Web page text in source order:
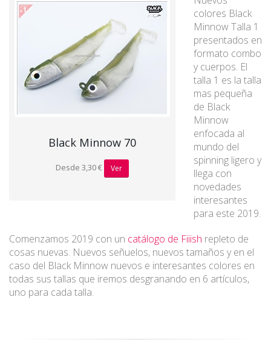
Black Minnow 70
Desde 3,30 € Ver
colores Black
Minnow Talla 1
presentados en
formato combo
y cuerpos. El
talla 1 es la talla
mas pequeña
de Black
Minnow
enfocada al
mundo del
spinning ligero y
llega con
novedades
interesantes
para este 2019.
Comenzamos 2019 con un catálogo de Fiiish repleto de
cosas nuevas. Nuevos señuelos, nuevos tamaños y en el
caso del Black Minnow nuevos e interesantes colores en
todas sus tallas que iremos desgranando en 6 artículos,
uno para cada talla.